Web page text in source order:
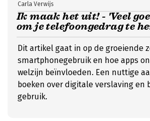
Ik maak het uit! - 'Veel
om je telefoongedrag te
Carla Verwijs
Dit artikel gaat in op de groeiende
smartphonegebruik en hoe apps
welzijn beïnvloeden. Een nuttige
boeken over digitale verslaving en
gebruik.